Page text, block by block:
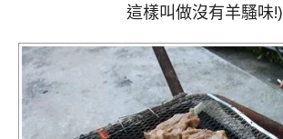
這樣叫做沒有羊騷味!)